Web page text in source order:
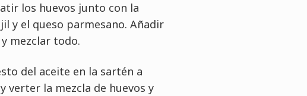
los huevos junto con la
y el queso parmesano. Añadir
mezclar todo.
del aceite en la sartén a
verter la mezcla de huevos y